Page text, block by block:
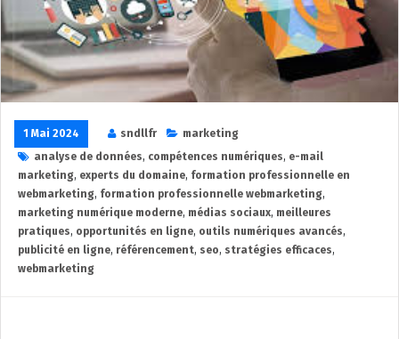
1 Mai 2024 sndllfr
marketing
analyse de données, compétences numériques, e-mail
marketing, experts du domaine, formation professionnelle en
webmarketing, formation professionnelle webmarketing,
marketing numérique moderne, médias sociaux, meilleures
pratiques, opportunités en ligne, outils numériques avancés,
publicité en ligne, référencement, seo, stratégies efficaces,
webmarketing